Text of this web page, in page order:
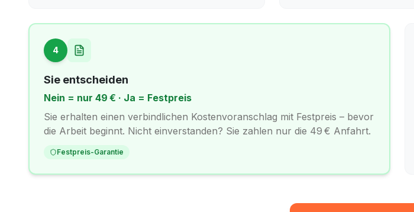
4
Sie entscheiden
Nein = nur 49 € · Ja = Festpreis
Sie erhalten einen verbindlichen Kostenvoranschlag mit Festpreis – bevor
die Arbeit beginnt. Nicht einverstanden? Sie zahlen nur die 49 € Anfahrt.
Festpreis-Garantie